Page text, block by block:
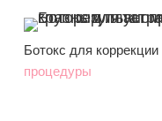
Ботокс для коррекции
процедуры